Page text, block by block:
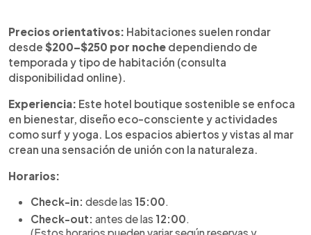
Precios orientativos: Habitaciones suelen rondar
desde $200–$250 por noche dependiendo de
temporada y tipo de habitación (consulta
disponibilidad online).
Experiencia: Este hotel boutique sostenible se enfoca
en bienestar, diseño eco-consciente y actividades
como surf y yoga. Los espacios abiertos y vistas al mar
crean una sensación de unión con la naturaleza.
Horarios:
Check-in: desde las 15:00.
Check-out: antes de las 12:00.